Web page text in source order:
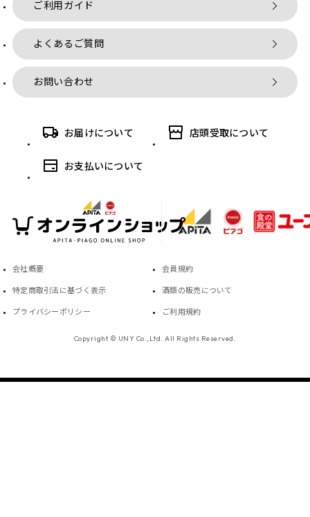
ご利用ガイド
よくあるご質問
お問い合わせ
お届けについて 店頭受取について
お支払いについて
会社概要 会員規約
特定商取引法に基づく表示 酒類の販売について
プライバシーポリシー ご利用規約
Copyright © UNY Co.,Ltd. All Rights Reserved.